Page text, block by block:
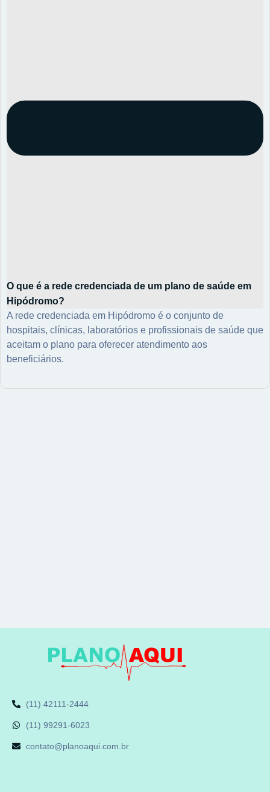
O que é a rede credenciada de um plano de saúde em
Hipódromo?
A rede credenciada em Hipódromo é o conjunto de
hospitais, clínicas, laboratórios e profissionais de saúde que
aceitam o plano para oferecer atendimento aos
beneficiários.
(11) 42111-2444
(11) 99291-6023
contato@planoaqui.com.br